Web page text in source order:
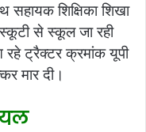
शिक्षिका शिखा
से स्कूल जा रही
ट्रैक्टर क्रमांक यूपी
मार दी।